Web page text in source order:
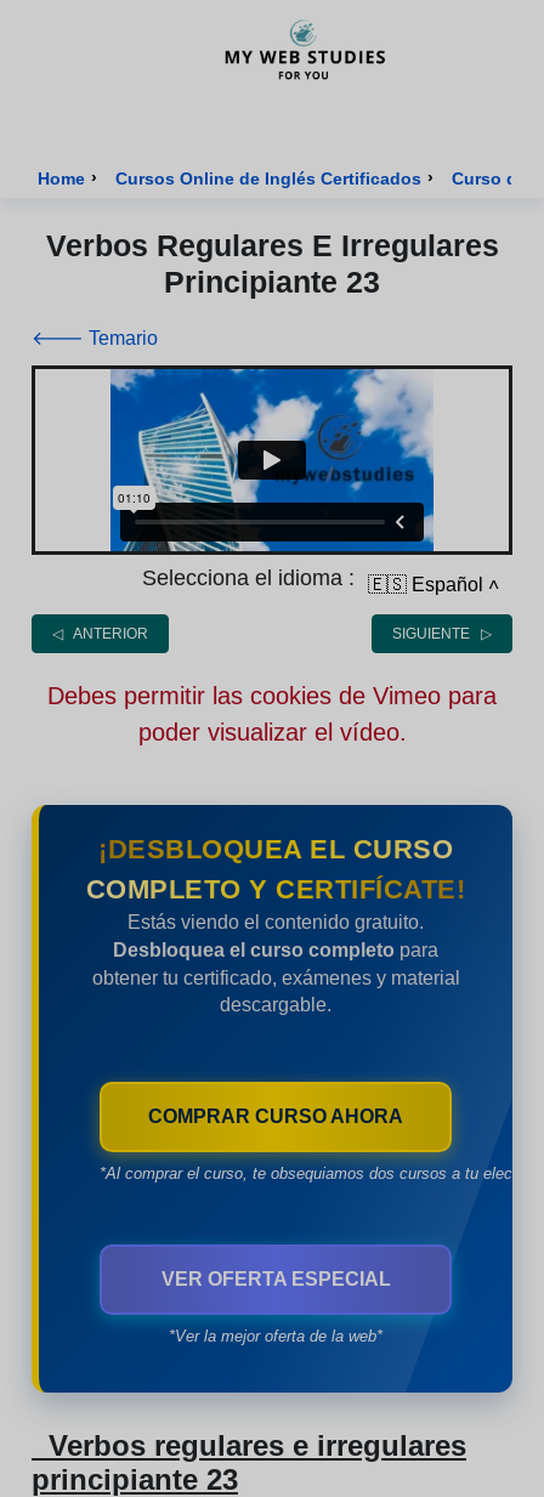
Home › Cursos Online de Inglés Certificados › Curso de
Verbos Regulares E Irregulares
Principiante 23
🡐 Temario
Selecciona el idioma : 🇪🇸 Español ˄
◁ ANTERIOR SIGUIENTE ▷
Debes permitir las cookies de Vimeo para
poder visualizar el vídeo.
¡DESBLOQUEA EL CURSO
COMPLETO Y CERTIFÍCATE!
Estás viendo el contenido gratuito.
Desbloquea el curso completo para
obtener tu certificado, exámenes y material
descargable.
COMPRAR CURSO AHORA
*Al comprar el curso, te obsequiamos dos cursos a tu
VER OFERTA ESPECIAL
*Ver la mejor oferta de la web*
Verbos regulares e irregulares
principiante 23